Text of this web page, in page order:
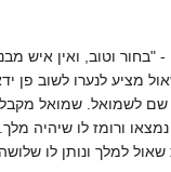
- "בחור וטוב, ואין
מציע לנערו לשוב פן
לשמואל. שמואל
ורומז לו שיהיה
למלך ונותן לו שלושה